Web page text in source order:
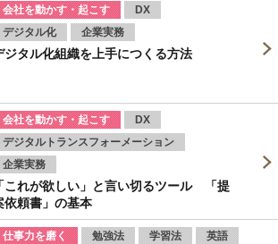
会社を動かす・起こす
DX
デジタル化
企業実務
ジタル化組織を上手につくる方法
会社を動かす・起こす
DX
デジタルトランスフォーメーション
企業実務
「これが欲しい」と言い切るツール 「提
依頼書」の基本
仕事力を磨く 勉強法 学習法 英語